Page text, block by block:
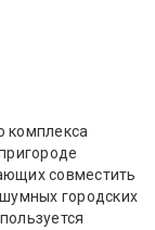
комплекса
совместить
городских